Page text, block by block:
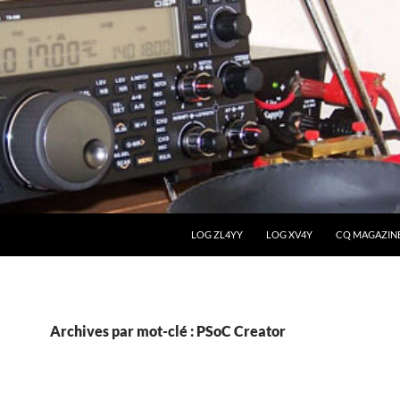
LOG ZL4YY LOG XV4Y CQ
Archives par mot-clé : PSoC Creator